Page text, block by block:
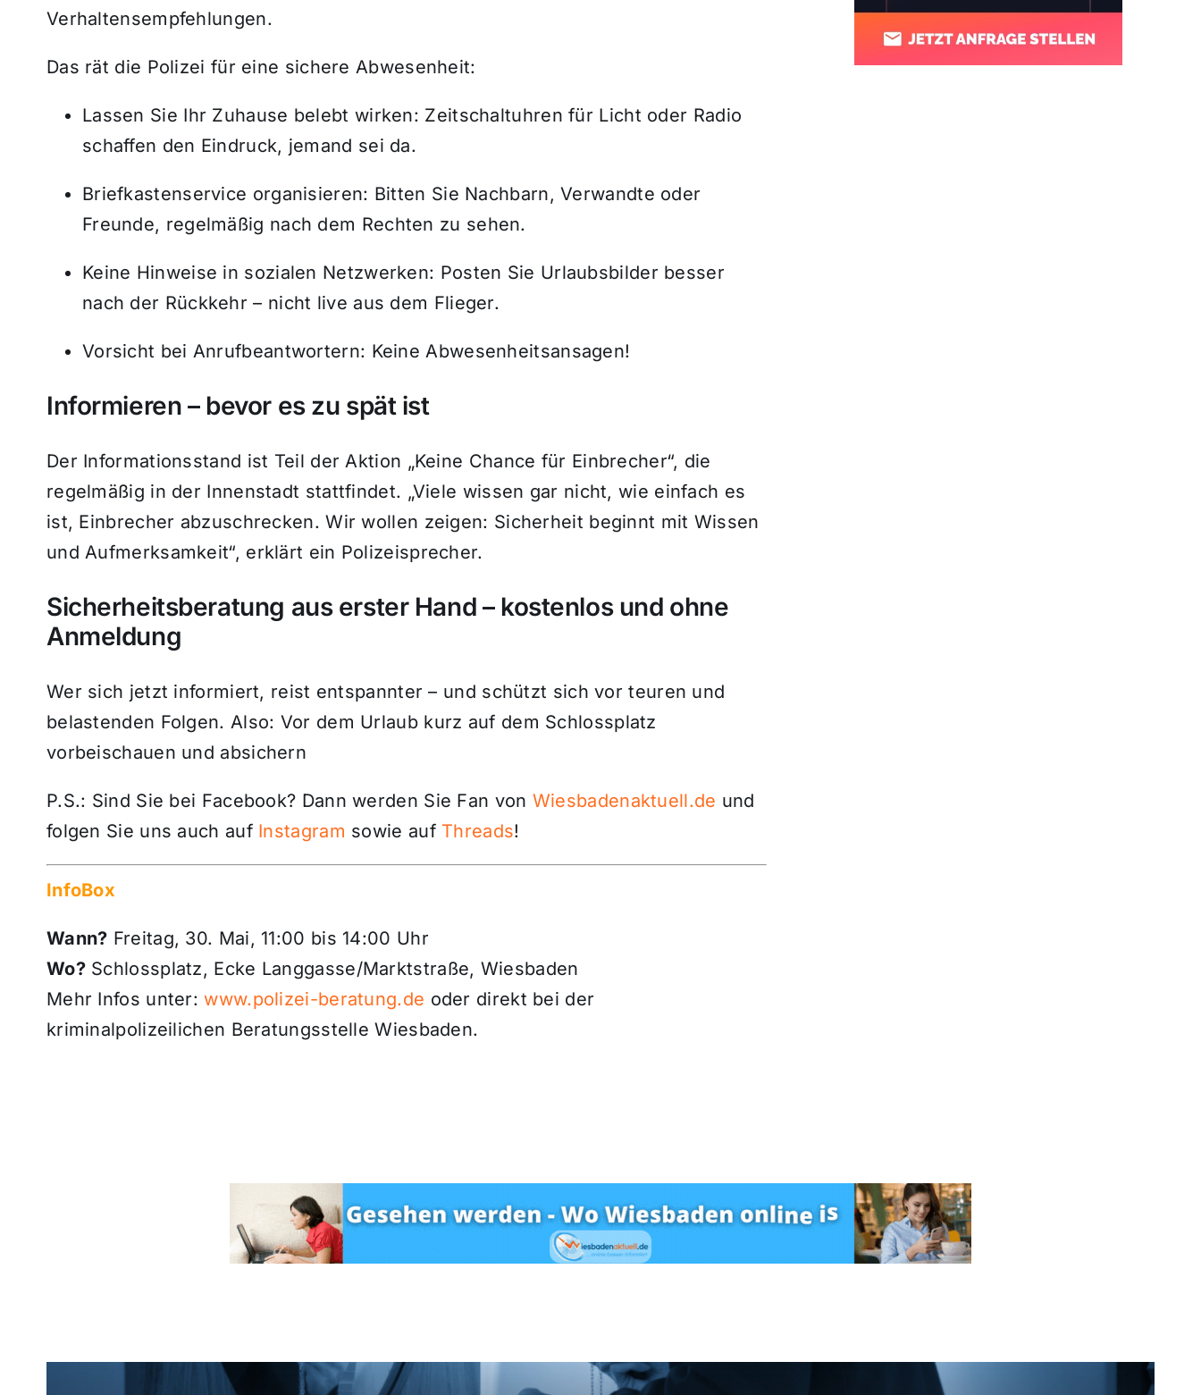
Verhaltensempfehlungen.
Das rät die Polizei für eine sichere Abwesenheit:
Lassen Sie Ihr Zuhause belebt wirken: Zeitschaltuhren für Licht oder Radio
schaffen den Eindruck, jemand sei da.
Briefkastenservice organisieren: Bitten Sie Nachbarn, Verwandte oder
Freunde, regelmäßig nach dem Rechten zu sehen.
Keine Hinweise in sozialen Netzwerken: Posten Sie Urlaubsbilder besser
nach der Rückkehr – nicht live aus dem Flieger.
Vorsicht bei Anrufbeantwortern: Keine Abwesenheitsansagen!
Informieren – bevor es zu spät ist
Der Informationsstand ist Teil der Aktion „Keine Chance für Einbrecher“, die
regelmäßig in der Innenstadt stattfindet. „Viele wissen gar nicht, wie einfach es
ist, Einbrecher abzuschrecken. Wir wollen zeigen: Sicherheit beginnt mit Wissen
und Aufmerksamkeit“, erklärt ein Polizeisprecher.
Sicherheitsberatung aus erster Hand – kostenlos und ohne
Anmeldung
Wer sich jetzt informiert, reist entspannter – und schützt sich vor teuren und
belastenden Folgen. Also: Vor dem Urlaub kurz auf dem Schlossplatz
vorbeischauen und absichern
P.S.: Sind Sie bei Facebook? Dann werden Sie Fan von Wiesbadenaktuell.de und
folgen Sie uns auch auf Instagram sowie auf Threads!
InfoBox
Wann? Freitag, 30. Mai, 11:00 bis 14:00 Uhr
Wo?Schlossplatz, Ecke Langgasse/Marktstraße, Wiesbaden
Mehr Infos unter:www.polizei-beratung.de oder direkt bei der
kriminalpolizeilichen Beratungsstelle Wiesbaden.